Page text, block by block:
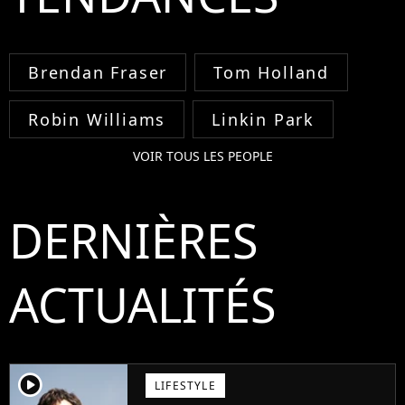
Brendan Fraser Tom Holland
Robin Williams Linkin Park
VOIR TOUS LES PEOPLE
DERNIÈRES
ACTUALITÉS
player2 LIFESTYLE